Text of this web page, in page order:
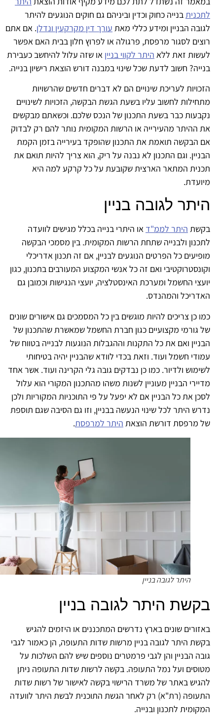
בנייה כחוק וכדין וביניהם גם חוקים הנוגעים להיתר
הבניין ומידע כללי מאתעורך דין מקרקעין ונדלן. אם אתם
לסגור מרפסת, פרגולה או לפרוץ חלון בבית האם אפשר
זאת ללאהיתר לקווי בניין או שזה עלול להיחשב כעבירת
חשוב לדעת שכל שינוי במבנה דורש הוצאת רישיון בנייה.
לעריכת שינויים הם לא דברים חדשים שהרשויות
לחשוב עליו בשעת הגשת הבקשה, הזכויות לשינויים
כבר בשעת התכנון של הנכס שלכם. וכשאתם מבקשים
ההיתר מהעירייה או הרשות המקומית נותר להם רק לבדוק
הבקשה תואמת את התכנון שהופקד בעירייה בזמן הקמת
וגם התכנון לא נבנה על ריק, הוא צריך להיות תואם את
המתאר הארצית שקובעת על כל קרקע למה היא
לגובה בניין
היתר לממ"דאו היתרי בנייה בכלל מגישים לוועדה
ולבנייה שתחת הרשות המקומית. בין מסמכי הבקשה
כל הפרטים הנוגעים לבניין, אם זה תכנון אדריכלי
ואם זה כל אנשי המקצוע המעורבים בתכנון, כגון
החשמל ומערכת האינסטלציה, יועצי הנגישות וכמובן גם
והמהנדס.
כן צריכים להיות מוגשים בין כל המסמכים גם אישורים שונים
גורמי מקצועיים כגון חברת החשמל שמאשרת שהתכנון של
ואם את כל התקנות וההגבלות הנוגעות לבנייה בטווח של
חשמל ועוד. וזאת בכדי לוודא שהבניין יהיה בטיחותי
ולדיור. כמו כן נבדקים גובה גלי הקרינה ועוד. אשר אחד
הבניין מעוניין לשנות משהו מהתכנון המקורי הוא עלול
את כל הבניין אם לא יפעל על פי התוכניות המקוריות ולכן
היתר לכל שינוי הנעשה בבניין, וזו גם הסיבה שגם תוספת
מרפסת דורשת הוצאתהיתר למרפסת.
היתר לגובה בניין
היתר לגובה בניין
שונים בארץ נדרשים המתכננים או היזמים להגיש
היתר לגובה בניין מרשות שדות התעופה, הן כאמור לגבי
הבניין והן לגבי פרמטרים נוספים שיש להם השלכות על
ועל נמל התעופה. בקשה לרשות שדות התעופה ניתן
באתר של משרד הרישוי בקשה לאישור של רשות שדות
(רת"א) רק לאחר הגשת התוכנית לבשת היתר לוועדה
לתכנון ובנייה.